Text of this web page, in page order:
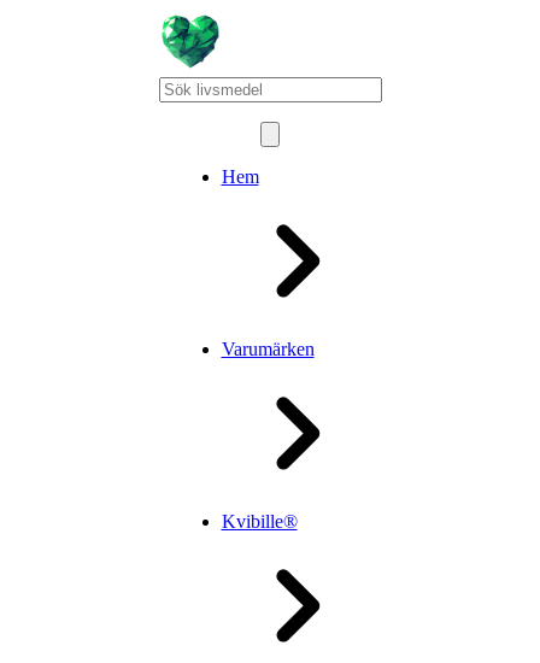
Hem
Varumärken
Kvibille®